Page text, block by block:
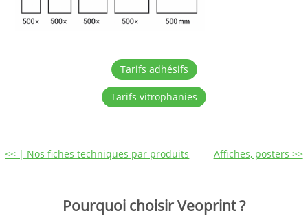
Tarifs adhésifs
Tarifs vitrophanies
<< | Nos fiches techniques par produits Affiches, posters >>
Pourquoi choisir Veoprint ?